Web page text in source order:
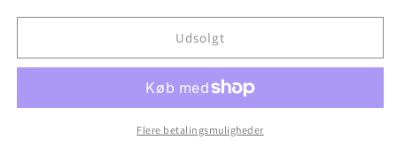
Udsolgt
Flere betalingsmuligheder